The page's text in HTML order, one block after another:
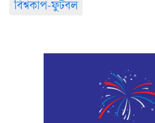
বিশ্বকাপ-ফুটবল